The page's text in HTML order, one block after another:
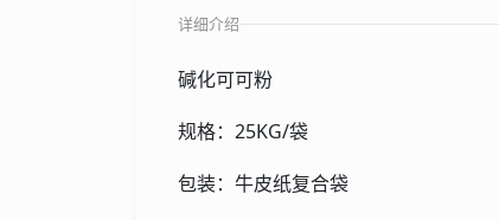
详细介绍
碱化可可粉
规格：25KG/袋
包装：牛皮纸复合袋